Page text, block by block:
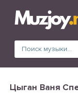
Цыган Ваня